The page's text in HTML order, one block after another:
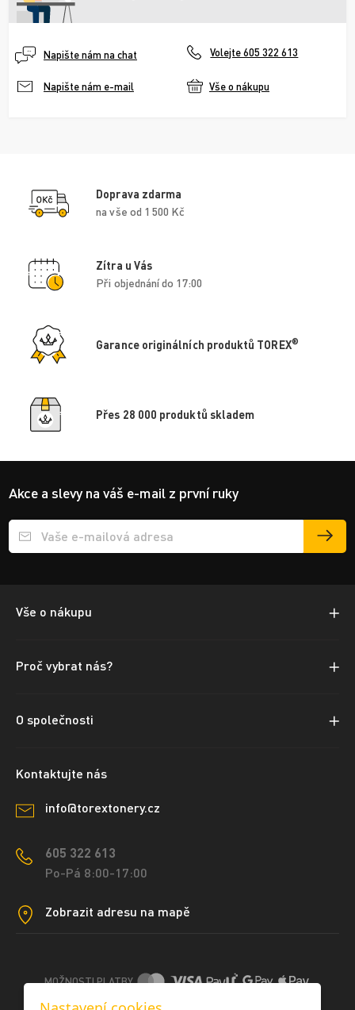
Napište nám na chat Volejte 605 322 613
Napište nám e-mail Vše o nákupu
Doprava zdarma
na vše od 1 500 Kč
Zítra u Vás
Při objednání do 17:00
Garance originálních produktů TOREX®
Přes 28 000 produktů skladem
Akce a slevy na váš e-mail z první ruky
Přihlášení e-mailu k odběru
Vše o nákupu
Proč vybrat nás?
O společnosti
Kontaktujte nás
info@torextonery.cz
605 322 613
Po-Pá 8:00-17:00
Zobrazit adresu na mapě
MOŽNOSTI PLATBY